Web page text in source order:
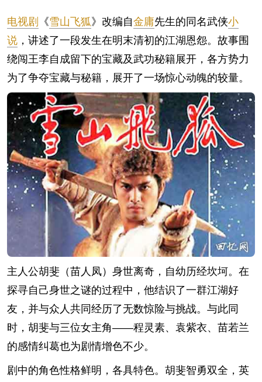
电视剧 《雪山飞狐》改编自金庸先生的同名武侠小
说 ，讲述了一段发生在明末清初的江湖恩怨。故事围
绕闯王李自成留下的宝藏及武功秘籍展开，各方势力
为了争夺宝藏与秘籍，展开了一场惊心动魄的较量。
主人公胡斐（苗人凤）身世离奇，自幼历经坎坷。在
探寻自己身世之谜的过程中，他结识了一群江湖好
友，并与众人共同经历了无数惊险与挑战。与此同
时，胡斐与三位女主角——程灵素、袁紫衣、苗若兰
的感情纠葛也为剧情增色不少。
剧中的角色性格鲜明，各具特色。胡斐智勇双全，英